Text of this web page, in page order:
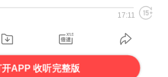
17:11
开APP 收听完整版